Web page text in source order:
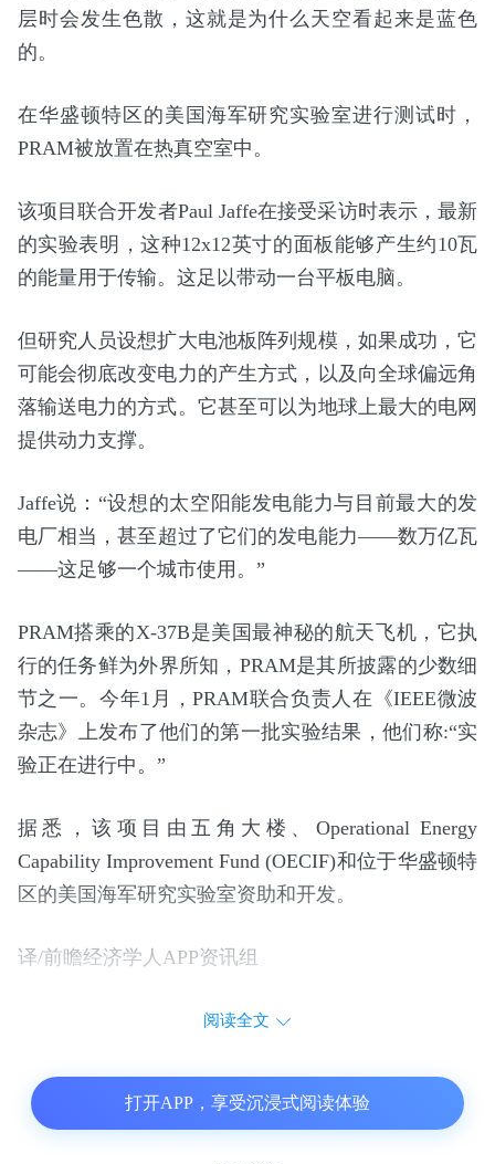
层时会发生色散，这就是为什么天空看起来是蓝色
的。
在华盛顿特区的美国海军研究实验室进行测试时，
PRAM被放置在热真空室中。
该项目联合开发者Paul Jaffe在接受采访时表示，最新
的实验表明，这种12x12英寸的面板能够产生约10瓦
的能量用于传输。这足以带动一台平板电脑。
但研究人员设想扩大电池板阵列规模，如果成功，它
可能会彻底改变电力的产生方式，以及向全球偏远角
落输送电力的方式。它甚至可以为地球上最大的电网
提供动力支撑。
Jaffe说：“设想的太空阳能发电能力与目前最大的发
电厂相当，甚至超过了它们的发电能力——数万亿瓦
——这足够一个城市使用。”
PRAM搭乘的X-37B是美国最神秘的航天飞机，它执
行的任务鲜为外界所知，PRAM是其所披露的少数细
节之一。今年1月，PRAM联合负责人在《IEEE微波
杂志》上发布了他们的第一批实验结果，他们称:“实
验正在进行中。”
据悉，该项目由五角大楼、Operational Energy
Capability Improvement Fund (OECIF)和位于华盛顿特
区的美国海军研究实验室资助和开发。
译/前瞻经济学人APP资讯组
阅读全文
打开APP，享受沉浸式阅读体验